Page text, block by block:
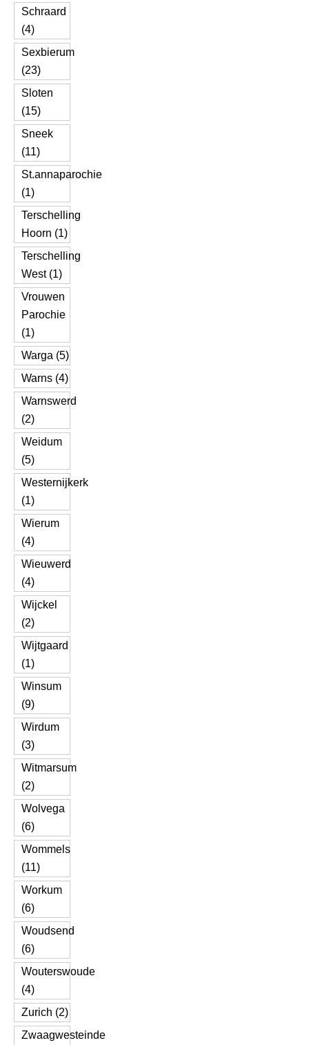
Schraard
(4)
Sexbierum
(23)
Sloten
(15)
Sneek
(11)
St.annaparochie
(1)
Terschelling
Hoorn (1)
Terschelling
West (1)
Vrouwen
Parochie
(1)
Warga (5)
Warns (4)
Warnswerd
(2)
Weidum
(5)
Westernijkerk
(1)
Wierum
(4)
Wieuwerd
(4)
Wijckel
(2)
Wijtgaard
(1)
Winsum
(9)
Wirdum
(3)
Witmarsum
(2)
Wolvega
(6)
Wommels
(11)
Workum
(6)
Woudsend
(6)
Wouterswoude
(4)
Zurich (2)
Zwaagwesteinde